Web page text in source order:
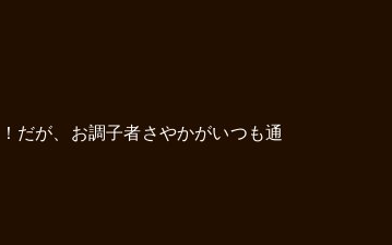
だが、お調子者さやかがいつも通